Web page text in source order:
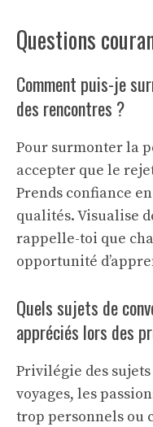
Questions
Comment puis-je
des rencontres ?
Pour surmonter la
accepter que le
Prends confiance
qualités. Visualise
rappelle-toi que
opportunité
Quels sujets de
appréciés lors des
Privilégie des
voyages, les
trop personnels ou